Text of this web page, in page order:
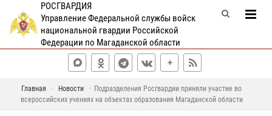
РОСГВАРДИЯ
Управление Федеральной службы войск
национальной гвардии Российской
Федерации по Магаданской области
Главная Новости
Подразделения Росгвардии приняли участие во
всероссийских учениях на объектах образования Магаданской области